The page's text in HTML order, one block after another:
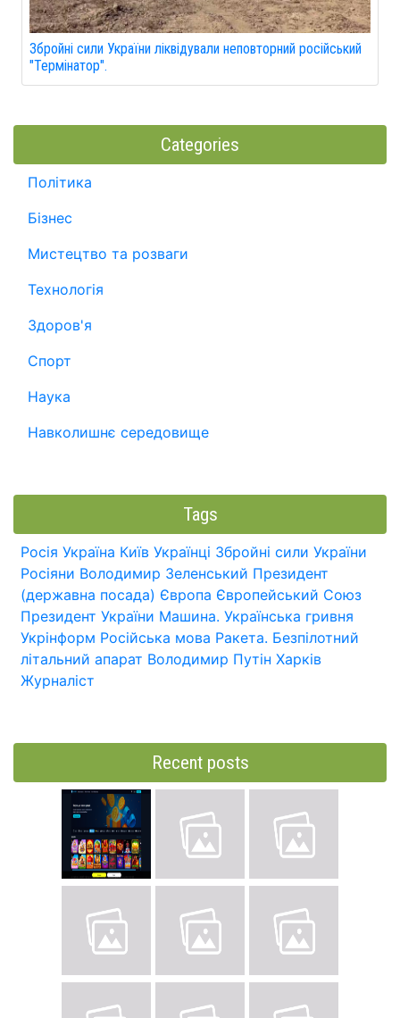
Збройні сили України ліквідували неповторний російський
"Термінатор".
Categories
Політика
Бізнес
Мистецтво та розваги
Технологія
Здоров'я
Спорт
Наука
Навколишнє середовище
Tags
Росія Україна Київ Українці Збройні сили України
Росіяни Володимир Зеленський Президент
(державна посада) Європа Європейський Союз
Президент України Машина. Українська гривня
Укрінформ Російська мова Ракета. Безпілотний
літальний апарат Володимир Путін Харків
Журналіст
Recent posts